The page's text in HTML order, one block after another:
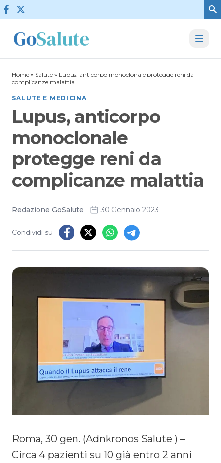
Vai al contenuto
Home » Salute » Lupus, anticorpo monoclonale protegge reni da
complicanze malattia
SALUTE E MEDICINA
Lupus, anticorpo
monoclonale
protegge reni da
complicanze malattia
Redazione GoSalute 30 Gennaio 2023
Condividi su
Roma, 30 gen. (Adnkronos Salute ) –
Circa 4 pazienti su 10 già entro 2 anni